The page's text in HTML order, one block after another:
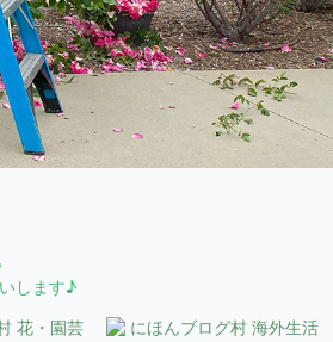
します♪